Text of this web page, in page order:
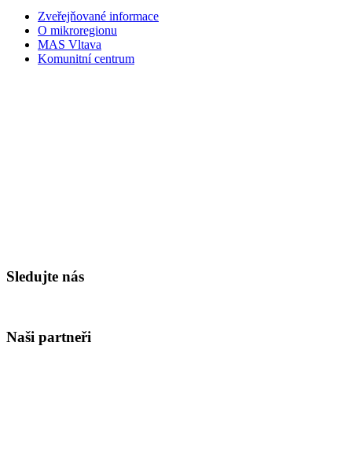
Zveřejňované informace
O mikroregionu
MAS Vltava
Komunitní centrum
Sledujte nás
Naši partneři